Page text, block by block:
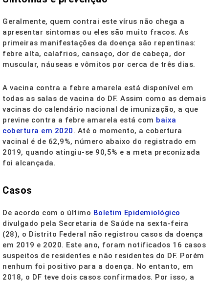
Geralmente, quem contrai este vírus não chega a
apresentar sintomas ou eles são muito fracos. As
primeiras manifestações da doença são repentinas:
febre alta, calafrios, cansaço, dor de cabeça, dor
muscular, náuseas e vômitos por cerca de três dias.
A vacina contra a febre amarela está disponível em
todas as salas de vacina do DF. Assim como as demais
vacinas do calendário nacional de imunização, a que
previne contra a febre amarela está com baixa
cobertura em 2020. Até o momento, a cobertura
vacinal é de 62,9%, número abaixo do registrado em
2019, quando atingiu-se 90,5% e a meta preconizada
foi alcançada.
Casos
De acordo com o último Boletim Epidemiológico
divulgado pela Secretaria de Saúde na sexta-feira
(28), o Distrito Federal não registrou casos da doença
em 2019 e 2020. Este ano, foram notificados 16 casos
suspeitos de residentes e não residentes do DF. Porém
nenhum foi positivo para a doença. No entanto, em
2018, o DF teve dois casos confirmados. Por isso, a